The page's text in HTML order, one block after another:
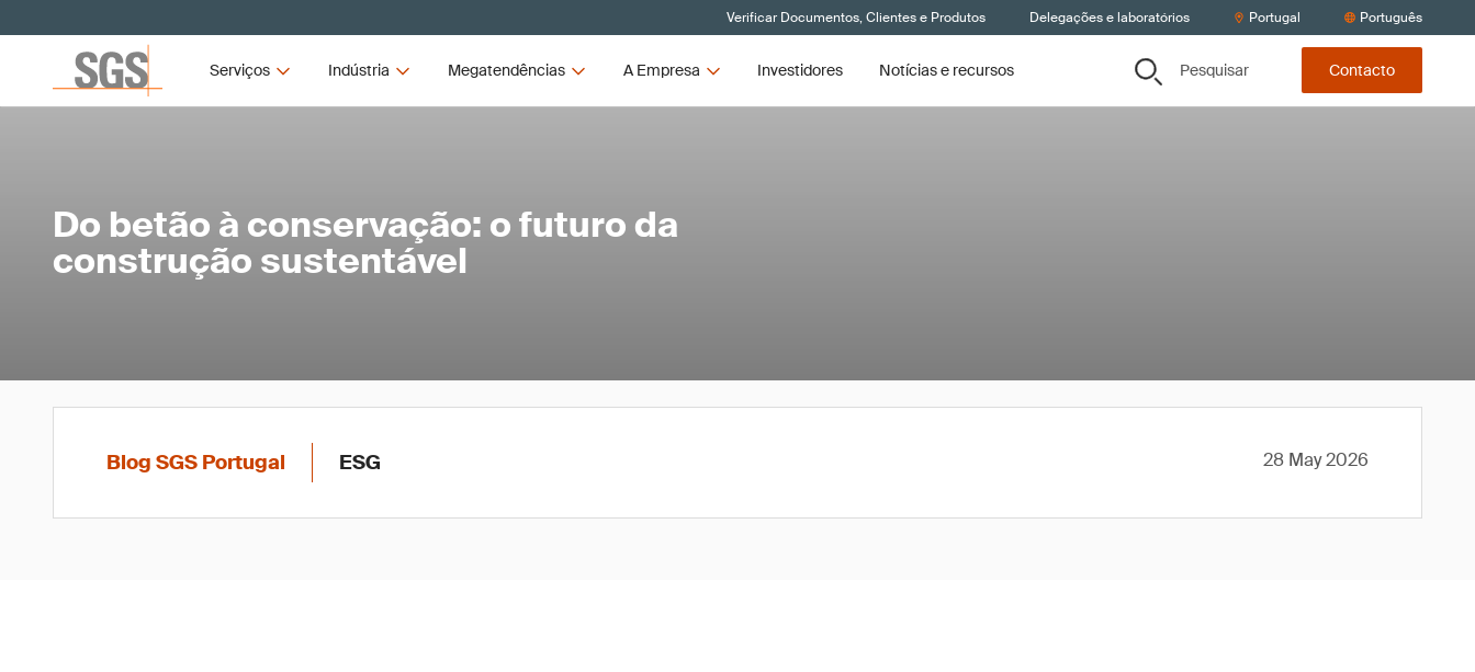
Verificar Documentos, Clientes e Produtos Delegações e laboratórios Portugal Português
Serviços Indústria Megatendências A Empresa Investidores Notícias e recursos Pesquisar Contacto
Do betão à conservação: o futuro da
construção sustentável
Blog SGS Portugal ESG 28 May 2026